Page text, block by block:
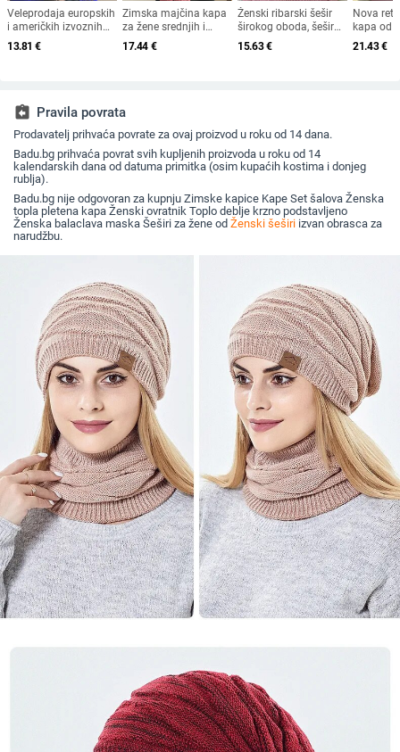
Veleprodaja europskih
i američkih izvoznih
ljetnih bejzbolskih
kapa s vezicom na
13.81 €
Zimska majčina kapa
za žene srednjih i
starijih godina, pletena
od zečjeg krzna,
za umivaonik
17.44 €
Ženski ribarski šešir
širokog oboda, šešir
za sunce, pleteni šešir
za sunce, šešir za
15.63€
Nova
kapa od
krzna za
2025. za
21.43€
assignment_return Pravila povrata
Prodavatelj prihvaća povrate za ovaj proizvod u roku od 14 dana.
Badu.bg prihvaća povrat svih kupljenih proizvoda u roku od 14
kalendarskih dana od datuma primitka (osim kupaćih kostima i donjeg
rublja).
Badu.bg nije odgovoran za kupnju Zimske kapice Kape Set šalova Ženska
topla pletena kapa Ženski ovratnik Toplo deblje krzno podstavljeno
Ženska balaclava maska Šeširi za žene od Ženski šeširi izvan obrasca za
narudžbu.